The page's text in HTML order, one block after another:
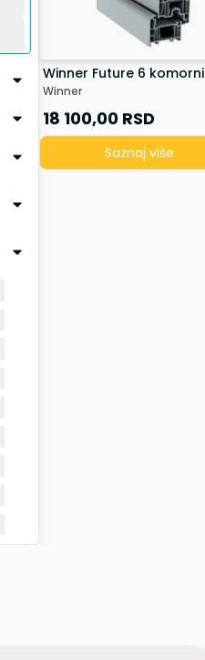
Winner Future 6 komorni
Winner
18 100,00 RSD
Saznaj više